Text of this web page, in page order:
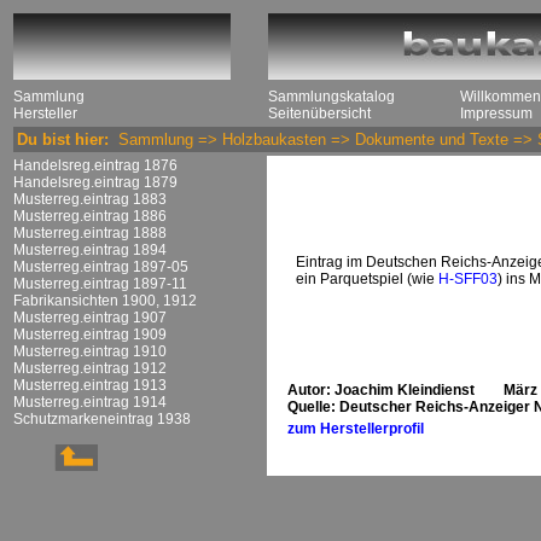
Sammlung
Hersteller
Sammlungskatalog
Seitenübersicht
Willkommen
Impressum
Du bist hier: Sammlung => Holzbaukasten => Dokumente und Texte =>
Handelsreg.eintrag 1876
Handelsreg.eintrag 1879
Musterreg.eintrag 1883
Musterreg.eintrag 1886
Musterreg.eintrag 1888
Musterreg.eintrag 1894
Musterreg.eintrag 1897-05
Musterreg.eintrag 1897-11
Fabrikansichten 1900, 1912
Musterreg.eintrag 1907
Musterreg.eintrag 1909
Musterreg.eintrag 1910
Musterreg.eintrag 1912
Musterreg.eintrag 1913
Musterreg.eintrag 1914
Schutzmarkeneintrag 1938
Eintrag im Deutschen Reichs-
ein Parquetspiel (wie H-SFF03) ins
Autor: Joachim Kleindienst März
Quelle: Deutscher Reichs-Anzeiger
zum Herstellerprofil